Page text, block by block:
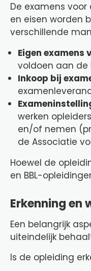
De examens
en eisen worden
verschillende
Eigen examens
voldoen aan de
Inkoop bij
werken
en/of nemen
de Associatie
Hoewel de
en BBL-
Erkenning en
Een belangrijk
uiteindelijk
Is de opleiding